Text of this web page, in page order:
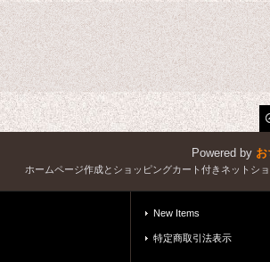
Powered by お
ホームページ作成とショッピングカート付きネットシ
New Items
特定商取引法表示